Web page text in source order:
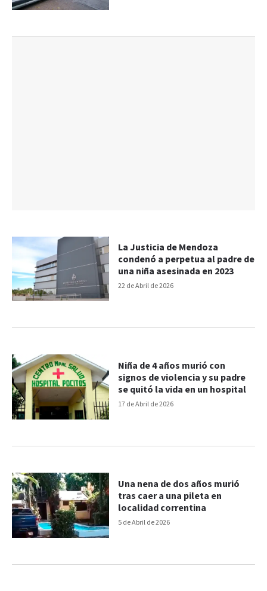
22 de Abril de 2026
La Justicia de Mendoza
condenó a perpetua al padre de
una niña asesinada en 2023
17 de Abril de 2026
Niña de 4 años murió con
signos de violencia y su padre
se quitó la vida en un hospital
5 de Abril de 2026
Una nena de dos años murió
tras caer a una pileta en
localidad correntina